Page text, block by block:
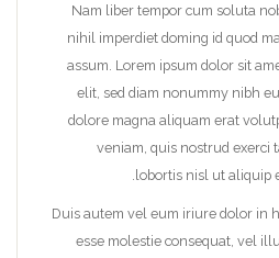
Nam liber tempor cum soluta
nihil imperdiet doming id quod
assum. Lorem ipsum dolor sit
elit, sed diam nonummy nibh
dolore magna aliquam erat
veniam, quis nostrud exerci
lobortis nisl ut aliquip
Duis autem vel eum iriure dolor in
esse molestie consequat, vel